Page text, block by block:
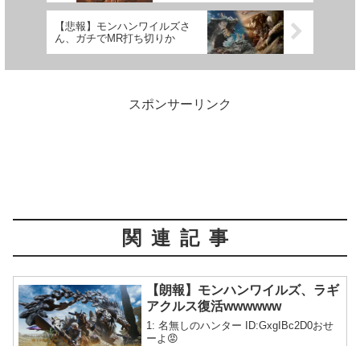
【悲報】モンハンワイルズさ
ん、ガチでMR打ち切りか
スポンサーリンク
関連記事
【朗報】モンハンワイルズ、ラギ
アクルス復活wwwwww
1: 名無しのハンター ID:GxgIBc2D0おせ
ーよ😡